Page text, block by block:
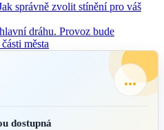
správně zvolit stínění pro váš
dráhu. Provoz bude
města
...
dostupná